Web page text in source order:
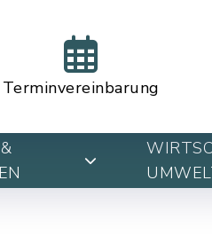
Terminvereinbarung